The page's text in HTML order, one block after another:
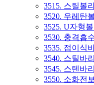
3515. 스틸볼
3520. 우레탄
3525. U자형
3530. 충격흡
3535. 접이식
3540. 스틸바
3545. 스텐바
3550. 소화전